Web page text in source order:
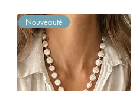
Nouveauté